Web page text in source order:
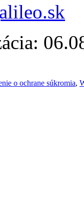
o ochrane súkromia,